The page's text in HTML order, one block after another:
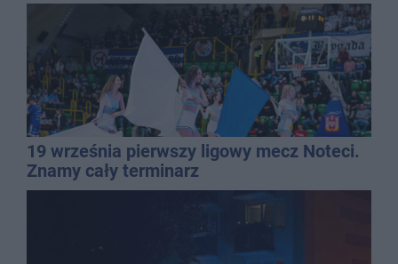
19 września pierwszy ligowy mecz Noteci.
Znamy cały terminarz